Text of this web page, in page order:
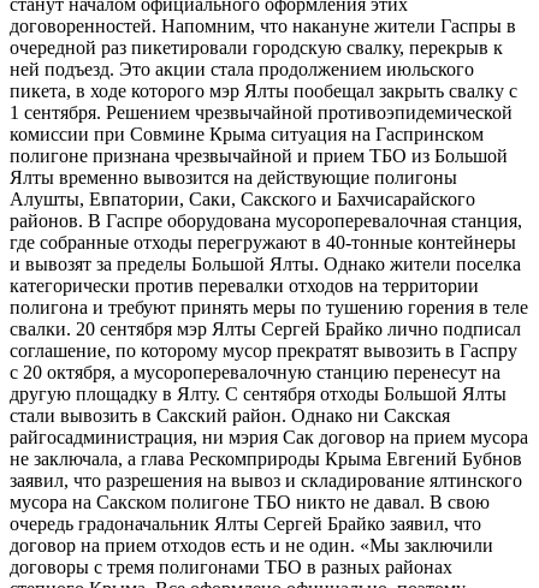
договоренностей. Напомним, что накануне жители Гаспры в
очередной раз пикетировали городскую свалку, перекрыв к
ней подъезд. Это акции стала продолжением июльского
пикета, в ходе которого мэр Ялты пообещал закрыть свалку с
1 сентября. Решением чрезвычайной противоэпидемической
комиссии при Совмине Крыма ситуация на Гаспринском
полигоне признана чрезвычайной и прием ТБО из Большой
Ялты временно вывозится на действующие полигоны
Алушты, Евпатории, Саки, Сакского и Бахчисарайского
районов. В Гаспре оборудована мусороперевалочная станция,
где собранные отходы перегружают в 40-тонные контейнеры
и вывозят за пределы Большой Ялты. Однако жители поселка
категорически против перевалки отходов на территории
полигона и требуют принять меры по тушению горения в теле
свалки. 20 сентября мэр Ялты Сергей Брайко лично подписал
соглашение, по которому мусор прекратят вывозить в Гаспру
с 20 октября, а мусороперевалочную станцию перенесут на
другую площадку в Ялту. С сентября отходы Большой Ялты
стали вывозить в Сакский район. Однако ни Сакская
райгосадминистрация, ни мэрия Сак договор на прием мусора
не заключала, а глава Рескомприроды Крыма Евгений Бубнов
заявил, что разрешения на вывоз и складирование ялтинского
мусора на Сакском полигоне ТБО никто не давал. В свою
очередь градоначальник Ялты Сергей Брайко заявил, что
договор на прием отходов есть и не один. «Мы заключили
договоры с тремя полигонами ТБО в разных районах